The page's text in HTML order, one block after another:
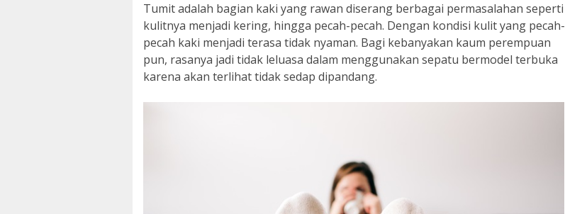
Tumit adalah bagian kaki yang rawan diserang berbagai permasalahan seperti
kulitnya menjadi kering, hingga pecah-pecah. Dengan kondisi kulit yang pecah-
pecah kaki menjadi terasa tidak nyaman. Bagi kebanyakan kaum perempuan
pun, rasanya jadi tidak leluasa dalam menggunakan sepatu bermodel terbuka
karena akan terlihat tidak sedap dipandang.